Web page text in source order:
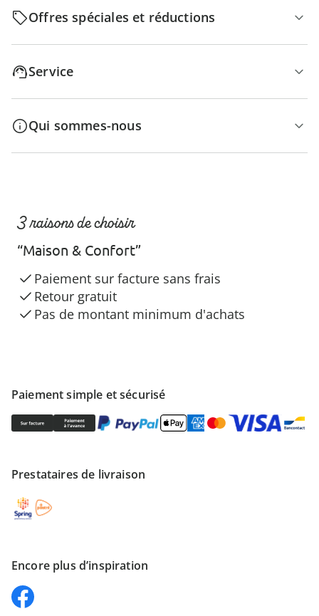
Offres spéciales et réductions
Service
Qui sommes-nous
Paiement simple et sécurisé
Prestataires de livraison
Encore plus d’inspiration
3 raisons de choisir
“Maison & Confort”
Paiement sur facture sans frais
Retour gratuit
Pas de montant minimum d'achats